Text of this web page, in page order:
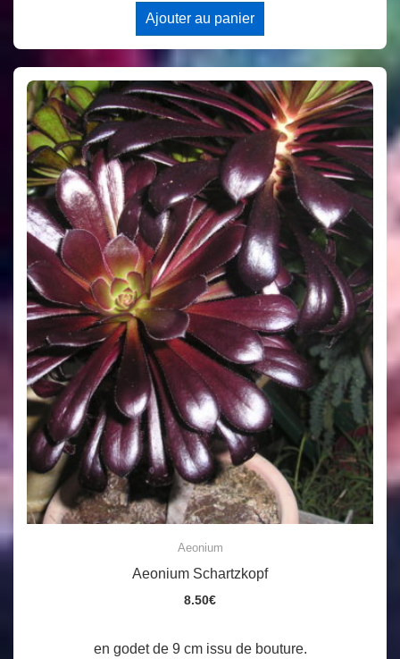
Ajouter au panier
Aeonium
Aeonium Schartzkopf
8.50€
en godet de 9 cm issu de bouture.